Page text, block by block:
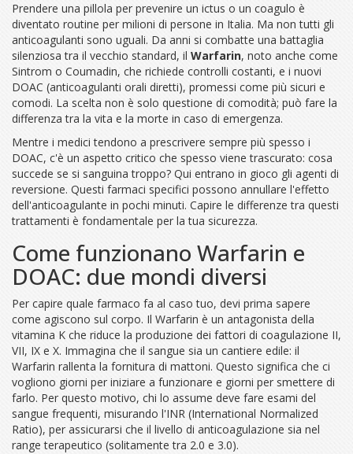
Prendere una pillola per prevenire un ictus o un coagulo è
diventato routine per milioni di persone in Italia. Ma non tutti gli
anticoagulanti sono uguali. Da anni si combatte una battaglia
silenziosa tra il vecchio standard, il Warfarin, noto anche come
Sintrom o Coumadin, che richiede controlli costanti, e i nuovi
DOAC (anticoagulanti orali diretti), promessi come più sicuri e
comodi. La scelta non è solo questione di comodità; può fare la
differenza tra la vita e la morte in caso di emergenza.
Mentre i medici tendono a prescrivere sempre più spesso i
DOAC, c'è un aspetto critico che spesso viene trascurato: cosa
succede se si sanguina troppo? Qui entrano in gioco gli agenti di
reversione. Questi farmaci specifici possono annullare l'effetto
dell'anticoagulante in pochi minuti. Capire le differenze tra questi
trattamenti è fondamentale per la tua sicurezza.
Come funzionano Warfarin e
DOAC: due mondi diversi
Per capire quale farmaco fa al caso tuo, devi prima sapere
come agiscono sul corpo. Il Warfarin è un antagonista della
vitamina K che riduce la produzione dei fattori di coagulazione II,
VII, IX e X. Immagina che il sangue sia un cantiere edile: il
Warfarin rallenta la fornitura di mattoni. Questo significa che ci
vogliono giorni per iniziare a funzionare e giorni per smettere di
farlo. Per questo motivo, chi lo assume deve fare esami del
sangue frequenti, misurando l'INR (International Normalized
Ratio), per assicurarsi che il livello di anticoagulazione sia nel
range terapeutico (solitamente tra 2.0 e 3.0).